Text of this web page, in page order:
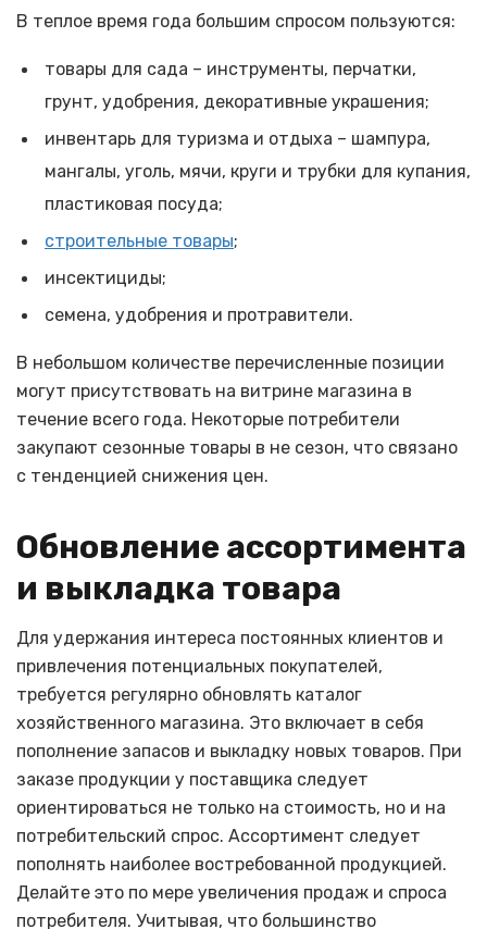
В теплое время года большим спросом пользуются:
товары для сада – инструменты, перчатки,
грунт, удобрения, декоративные украшения;
инвентарь для туризма и отдыха – шампура,
мангалы, уголь, мячи, круги и трубки для купания,
пластиковая посуда;
строительные товары;
инсектициды;
семена, удобрения и протравители.
В небольшом количестве перечисленные позиции
могут присутствовать на витрине магазина в
течение всего года. Некоторые потребители
закупают сезонные товары в не сезон, что связано
с тенденцией снижения цен.
Обновление ассортимента
и выкладка товара
Для удержания интереса постоянных клиентов и
привлечения потенциальных покупателей,
требуется регулярно обновлять каталог
хозяйственного магазина. Это включает в себя
пополнение запасов и выкладку новых товаров. При
заказе продукции у поставщика следует
ориентироваться не только на стоимость, но и на
потребительский спрос. Ассортимент следует
пополнять наиболее востребованной продукцией.
Делайте это по мере увеличения продаж и спроса
потребителя. Учитывая, что большинство